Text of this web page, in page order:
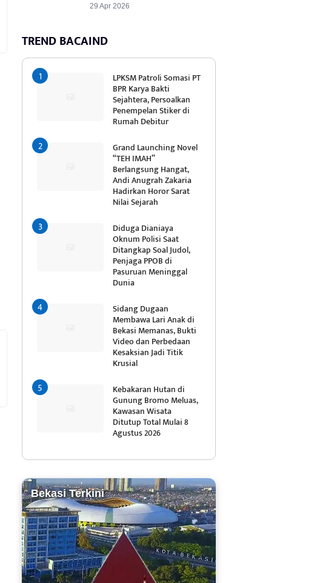
29 Apr 2026
TREND BACAIND
LPKSM Patroli Somasi PT
BPR Karya Bakti
Sejahtera, Persoalkan
Penempelan Stiker di
Rumah Debitur
Grand Launching Novel
“TEH IMAH”
Berlangsung Hangat,
Andi Anugrah Zakaria
Hadirkan Horor Sarat
Nilai Sejarah
Diduga Dianiaya
Oknum Polisi Saat
Ditangkap Soal Judol,
Penjaga PPOB di
Pasuruan Meninggal
Dunia
Sidang Dugaan
Membawa Lari Anak di
Bekasi Memanas, Bukti
Video dan Perbedaan
Kesaksian Jadi Titik
Krusial
Kebakaran Hutan di
Gunung Bromo Meluas,
Kawasan Wisata
Ditutup Total Mulai 8
Agustus 2026
Bekasi Terkini